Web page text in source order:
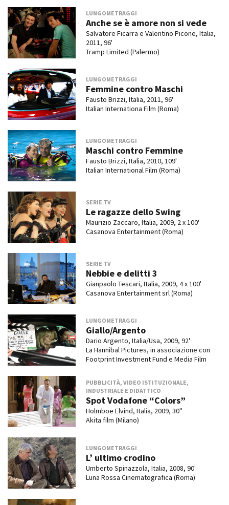
LUNGOMETRAGGI
Anche se è amore non si vede
Salvatore Ficarra e Valentino Picone, Italia,
2011, 96'
Tramp Limited (Palermo)
LUNGOMETRAGGI
Femmine contro Maschi
Fausto Brizzi, Italia, 2011, 96'
Italian Internationa Film (Roma)
LUNGOMETRAGGI
Maschi contro Femmine
Fausto Brizzi, Italia, 2010, 109'
Italian International Film (Roma)
SERIE TV
Le ragazze dello Swing
Maurizio Zaccaro, Italia, 2009, 2 x 100'
Casanova Entertainment (Roma)
SERIE TV
Nebbie e delitti 3
Gianpaolo Tescari, Italia, 2009, 4 x 100'
Casanova Entertainment srl (Roma)
LUNGOMETRAGGI
Giallo/Argento
Dario Argento, Italia/Usa, 2009, 92'
La Hannibal Pictures, in associazione con
Footprint Investment Fund e Media Film
PUBBLICITÀ, VIDEO ISTITUZIONALE,
INDUSTRIALE E DIDATTICO
Spot Vodafone “Colors”
Holmboe Elvind, Italia, 2009, 30''
Akita film (Milano)
LUNGOMETRAGGI
L’ ultimo crodino
Umberto Spinazzola, Italia, 2008, 90'
Luna Rossa Cinematografica (Roma)